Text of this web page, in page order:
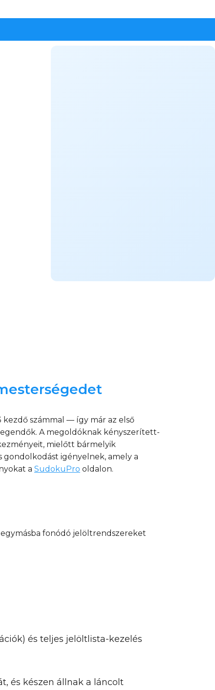
kezdő számmal — így már az első
A megoldóknak kényszerített-
mielőtt bármelyik
gondolkodást igényelnek, amely a
a SudokuPro oldalon.
egymásba fonódó jelöltrendszereket
és teljes jelöltlista-kezelés
és készen állnak a láncolt